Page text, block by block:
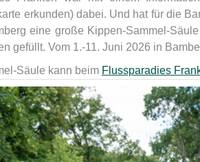
erkunden) dabei. Und hat für die
eine große Kippen-Sammel-
gefüllt. Vom 1.-11. Juni 2026 in
Säule kann beim Flussparadies